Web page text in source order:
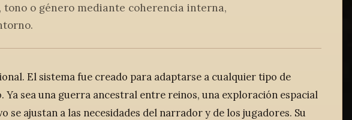
o género mediante coherencia interna,
El sistema fue creado para adaptarse a cualquier tipo de
sea una guerra ancestral entre reinos, una exploración espacial
se ajustan a las necesidades del narrador y de los jugadores. Su